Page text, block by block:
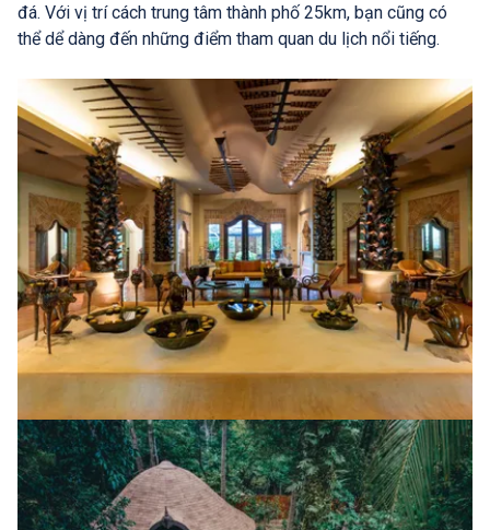
đá. Với vị trí cách trung tâm thành phố 25km, bạn cũng có
thể dể dàng đến những điểm tham quan du lịch nổi tiếng.